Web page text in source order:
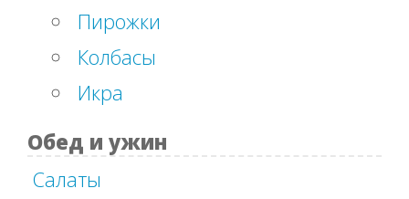
Пирожки
Колбасы
Икра
Обед и ужин
Салаты